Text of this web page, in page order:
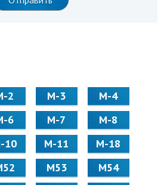
2 М-3
М-4
6 М-7
М-8
10 М-11
М-18
М53
М54